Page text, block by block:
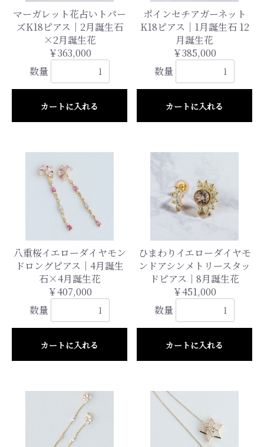
マーガレット花占いトパー
ズK18ピアス｜2月誕生石
×2月誕生花
￥363,000
数量
カートに入れる
ポインセチアガーネット
K18ピアス｜1月誕生石 12
月誕生花
￥385,000
数量
カートに入れる
八重桜イエローダイヤモン
ドロングピアス｜4月誕生
石×4月誕生花
￥407,000
数量
カートに入れる
ひまわりイエローダイヤモ
ンドアシンメトリースタッ
ドピアス｜8月誕生花
￥451,000
数量
カートに入れる